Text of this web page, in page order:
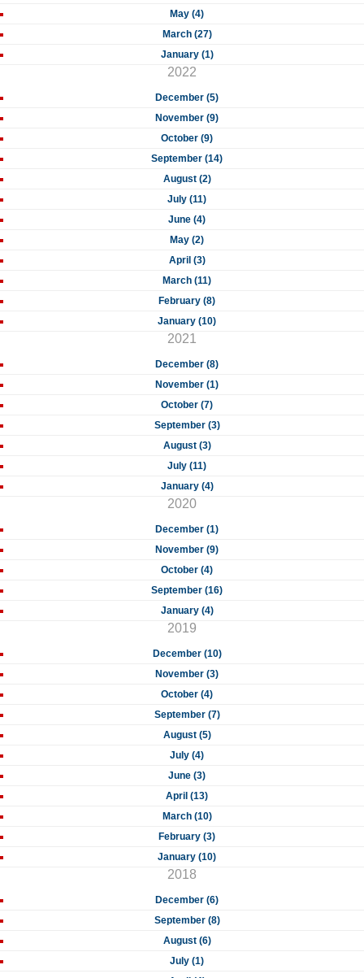
May (4)
March (27)
January (1)
2022
December (5)
November (9)
October (9)
September (14)
August (2)
July (11)
June (4)
May (2)
April (3)
March (11)
February (8)
January (10)
2021
December (8)
November (1)
October (7)
September (3)
August (3)
July (11)
January (4)
2020
December (1)
November (9)
October (4)
September (16)
January (4)
2019
December (10)
November (3)
October (4)
September (7)
August (5)
July (4)
June (3)
April (13)
March (10)
February (3)
January (10)
2018
December (6)
September (8)
August (6)
July (1)